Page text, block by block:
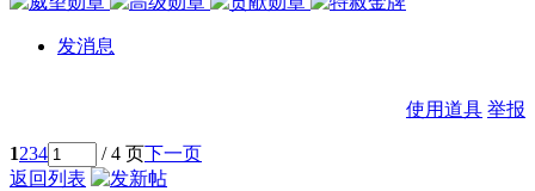
发消息
使用道具 举报
1234 / 4 页下一页
返回列表